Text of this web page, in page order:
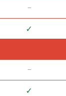
᠆
✓
᠆
✓